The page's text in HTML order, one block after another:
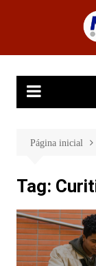
Página inicial
Tag: